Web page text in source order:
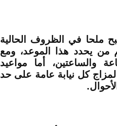
ملحا في الظروف الحالية
من يحدد هذا الموعد، ومع
والساعتين، أما مواعيد
كل نيابة عامة على حد